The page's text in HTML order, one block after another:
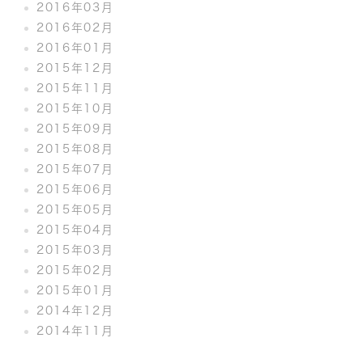
2016年03月
2016年02月
2016年01月
2015年12月
2015年11月
2015年10月
2015年09月
2015年08月
2015年07月
2015年06月
2015年05月
2015年04月
2015年03月
2015年02月
2015年01月
2014年12月
2014年11月